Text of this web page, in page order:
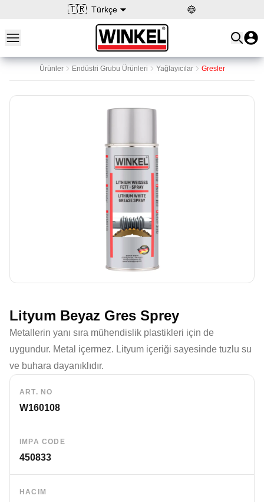
🇹🇷 Türkçe
Open main menu
Winkel
Ürünler Endüstri Grubu Ürünleri Yağlayıcılar Gresler
Lityum Beyaz Gres Sprey
Metallerin yanı sıra mühendislik plastikleri için de
uygundur. Metal içermez. Lityum içeriği sayesinde tuzlu su
ve buhara dayanıklıdır.
ART. NO
W160108
IMPA CODE
450833
HACIM